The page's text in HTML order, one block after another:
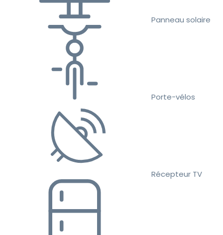
Panneau solaire
Porte-vélos
Récepteur TV